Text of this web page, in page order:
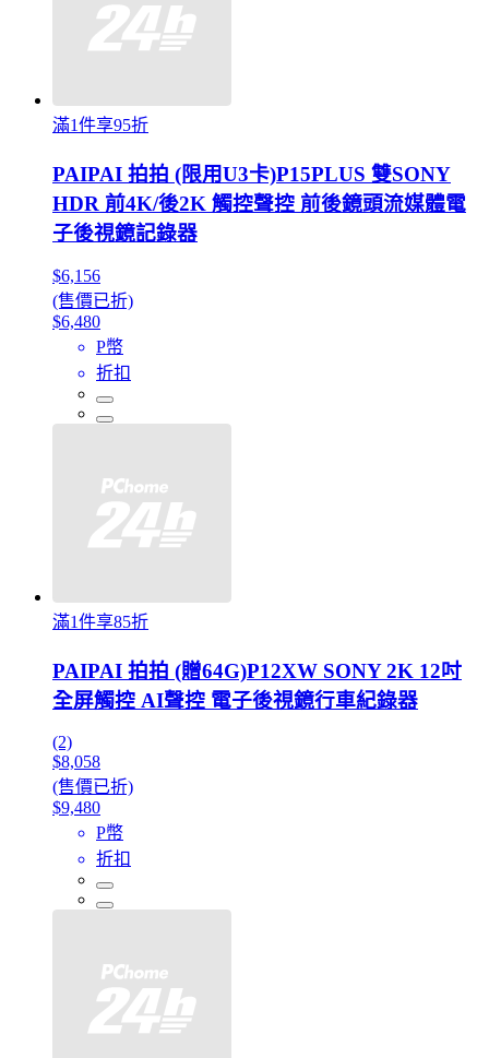
滿1件享95折
PAIPAI 拍拍 (限用U3卡)P15PLUS 雙SONY
HDR 前4K/後2K 觸控聲控 前後鏡頭流媒體電
子後視鏡記錄器
$6,156
(售價已折)
$6,480
P幣
折扣
滿1件享85折
PAIPAI 拍拍 (贈64G)P12XW SONY 2K 12吋
全屏觸控 AI聲控 電子後視鏡行車紀錄器
(2)
$8,058
(售價已折)
$9,480
P幣
折扣